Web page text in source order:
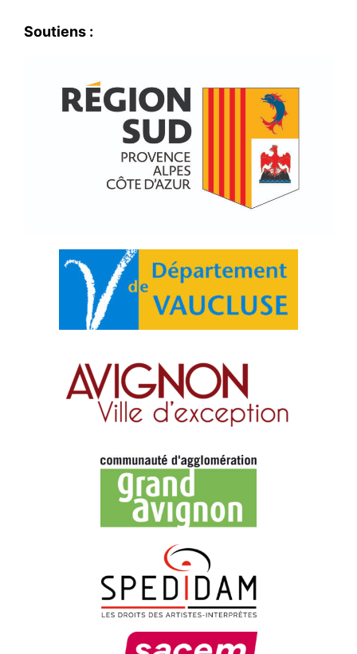
Soutiens :